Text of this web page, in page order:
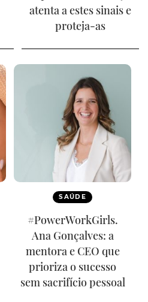
atenta a estes sinais e
proteja-as
SAÚDE
#PowerWorkGirls.
Ana Gonçalves: a
mentora e CEO que
prioriza o sucesso
sem sacrifício pessoal